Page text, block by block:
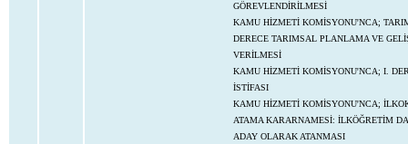
GÖREVLENDİRİLMESİ
KAMU HİZMETİ KOMİSYONU'NCA;
DERECE TARIMSAL PLANLAMA VE
VERİLMESİ
KAMU HİZMETİ KOMİSYONU'NCA; I.
İSTİFASI
KAMU HİZMETİ KOMİSYONU'NCA;
ATAMA KARARNAMESİ: İLKÖĞRETİM
ADAY OLARAK ATANMASI